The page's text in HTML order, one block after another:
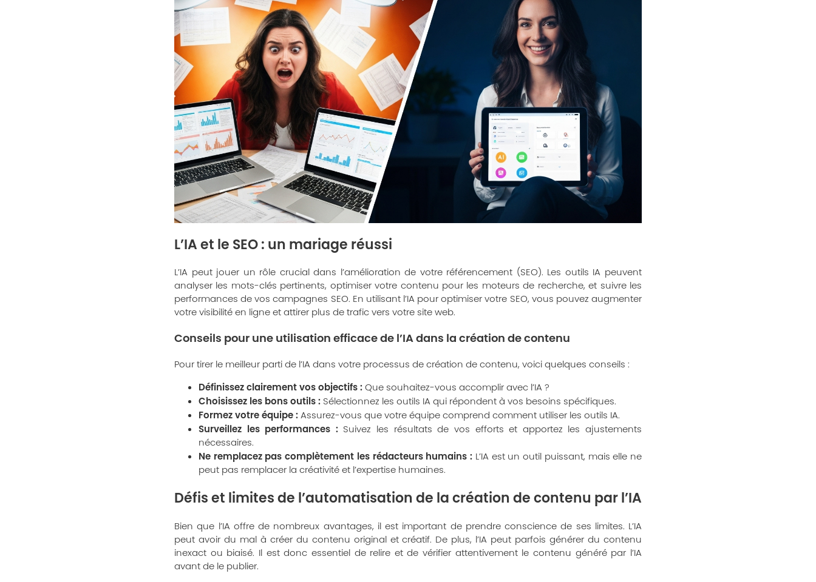
L’IA et le SEO : un mariage réussi
L’IA peut jouer un rôle crucial dans l’amélioration de votre référencement (SEO). Les outils IA peuvent
analyser les mots-clés pertinents, optimiser votre contenu pour les moteurs de recherche, et suivre les
performances de vos campagnes SEO. En utilisant l’IA pour optimiser votre SEO, vous pouvez augmenter
votre visibilité en ligne et attirer plus de trafic vers votre site web.
Conseils pour une utilisation efficace de l’IA dans la création de contenu
Pour tirer le meilleur parti de l’IA dans votre processus de création de contenu, voici quelques conseils :
Définissez clairement vos objectifs :Que souhaitez-vous accomplir avec l’IA ?
Choisissez les bons outils : Sélectionnez les outils IA qui répondent à vos besoins spécifiques.
Formez votre équipe :Assurez-vous que votre équipe comprend comment utiliser les outils IA.
Surveillez les performances :Suivez les résultats de vos efforts et apportez les ajustements
nécessaires.
Ne remplacez pas complètement les rédacteurs humains : L’IA est un outil puissant, mais elle ne
peut pas remplacer la créativité et l’expertise humaines.
Défis et limites de l’automatisation de la création de contenu par l’IA
Bien que l’IA offre de nombreux avantages, il est important de prendre conscience de ses limites. L’IA
peut avoir du mal à créer du contenu original et créatif. De plus, l’IA peut parfois générer du contenu
inexact ou biaisé. Il est donc essentiel de relire et de vérifier attentivement le contenu généré par l’IA
avant de le publier.